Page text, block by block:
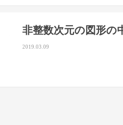
非整数次元の図形の
2019.03.09